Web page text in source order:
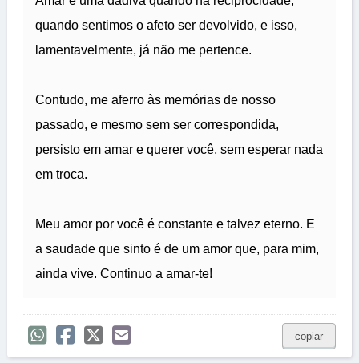
quando sentimos o afeto ser devolvido, e isso,
lamentavelmente, já não me pertence.
Contudo, me aferro às memórias de nosso
passado, e mesmo sem ser correspondida,
persisto em amar e querer você, sem esperar nada
em troca.
Meu amor por você é constante e talvez eterno. E
a saudade que sinto é de um amor que, para mim,
ainda vive. Continuo a amar-te!
copiar